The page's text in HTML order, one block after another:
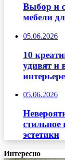
Выбор и
мебели
05.06.2026
10
удивят и
интерьере
05.06.2026
стильное
эстетики
Интересно